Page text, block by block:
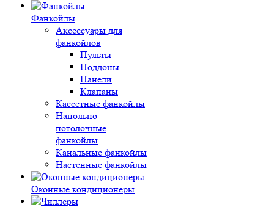
Фанкойлы
Аксессуары для
фанкойлов
Пульты
Поддоны
Панели
Клапаны
Кассетные фанкойлы
Напольно-
потолочные
фанкойлы
Канальные фанкойлы
Настенные фанкойлы
Оконные кондиционеры